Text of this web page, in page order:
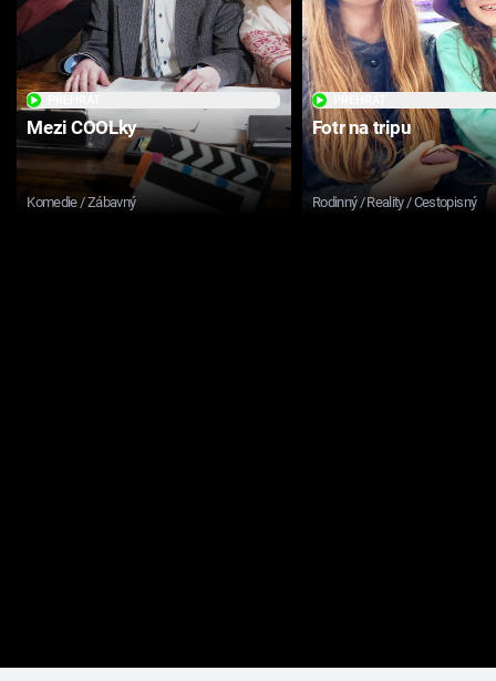
Mezi COOLky
Komedie / Zábavný
Fotr na tripu
Rodinný / Reality / Cestopisný